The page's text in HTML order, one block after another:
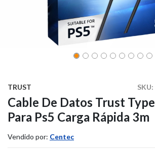
SKU:
TRUST
Cable De Datos Trust
Para Ps5 Carga Rápida 3m
Vendido por: Centec